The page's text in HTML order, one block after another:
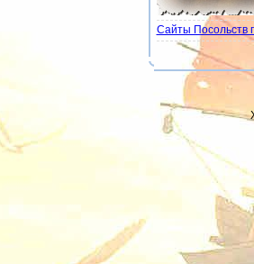
Сайты Посольств